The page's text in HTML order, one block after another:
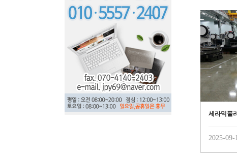
세라믹폴
2025-09-